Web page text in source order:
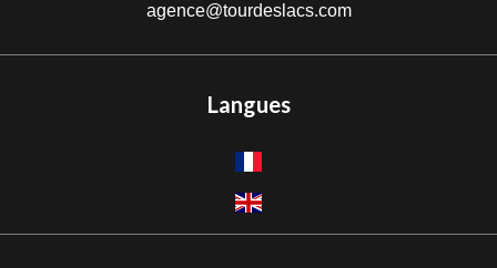
agence@tourdeslacs.com
Langues